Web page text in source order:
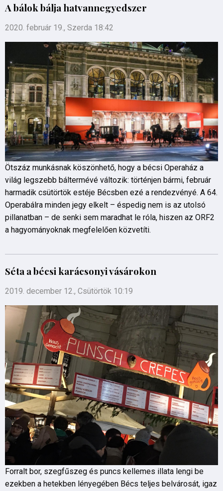
A bálok bálja hatvannegyedszer
2020. február 19., Szerda 18:42
Ötszáz munkásnak köszönhető, hogy a bécsi Operaház a
világ legszebb báltermévé változik: történjen bármi, február
harmadik csütörtök estéje Bécsben ezé a rendezvényé. A 64.
Operabálra minden jegy elkelt – éspedig nem is az utolsó
pillanatban – de senki sem maradhat le róla, hiszen az ORF2
a hagyományoknak megfelelően közvetíti.
Séta a bécsi karácsonyi vásárokon
2019. december 12., Csütörtök 10:19
Forralt bor, szegfűszeg és puncs kellemes illata lengi be
ezekben a hetekben lényegében Bécs teljes belvárosát, igaz